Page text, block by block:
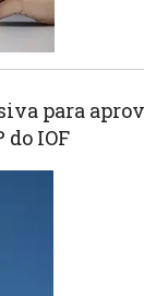
para
IOF